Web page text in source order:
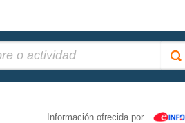
Información ofrecida por